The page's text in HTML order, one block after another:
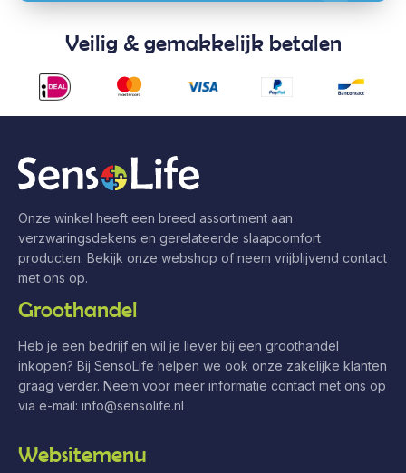
Veilig & gemakkelijk betalen
Onze winkel heeft een breed assortiment aan
verzwaringsdekens en gerelateerde slaapcomfort
producten. Bekijk onze webshop of neem vrijblijvend contact
met ons op.
Groothandel
Heb je een bedrijf en wil je liever bij een groothandel
inkopen? Bij SensoLife helpen we ook onze zakelijke klanten
graag verder. Neem voor meer informatie contact met ons op
via e-mail: info@sensolife.nl
Websitemenu